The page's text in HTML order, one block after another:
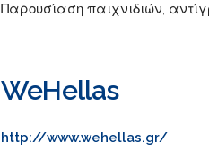
Παρουσίαση παιχνιδιών,
WeHellas
http://www.wehellas.gr/